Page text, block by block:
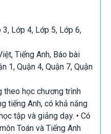
3, Lớp 4, Lớp 5, Lớp 6,
Tiếng Anh, Báo bài
1, Quận 4, Quận 7, Quận
theo học chương trình
tiếng Anh, có khả năng
tập và giảng dạy. • Có
Toán và Tiếng Anh